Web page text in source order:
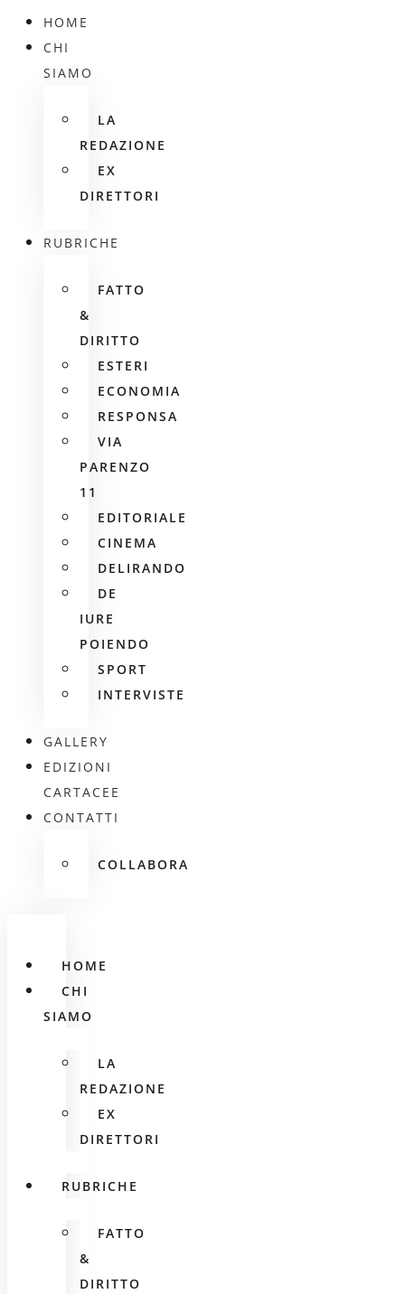
HOME
CHI
SIAMO
LA
REDAZIONE
EX
DIRETTORI
RUBRICHE
FATTO
&
DIRITTO
ESTERI
ECONOMIA
RESPONSA
VIA
PARENZO
11
EDITORIALE
CINEMA
DELIRANDO
DE
IURE
POIENDO
SPORT
INTERVISTE
GALLERY
EDIZIONI
CARTACEE
CONTATTI
COLLABORA
HOME
CHI
SIAMO
LA
REDAZIONE
EX
DIRETTORI
RUBRICHE
FATTO
&
DIRITTO